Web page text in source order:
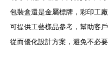
包裝盒還是金屬標牌，彩印工
可提供工藝樣品參考，幫助客
從而優化設計方案，避免不必